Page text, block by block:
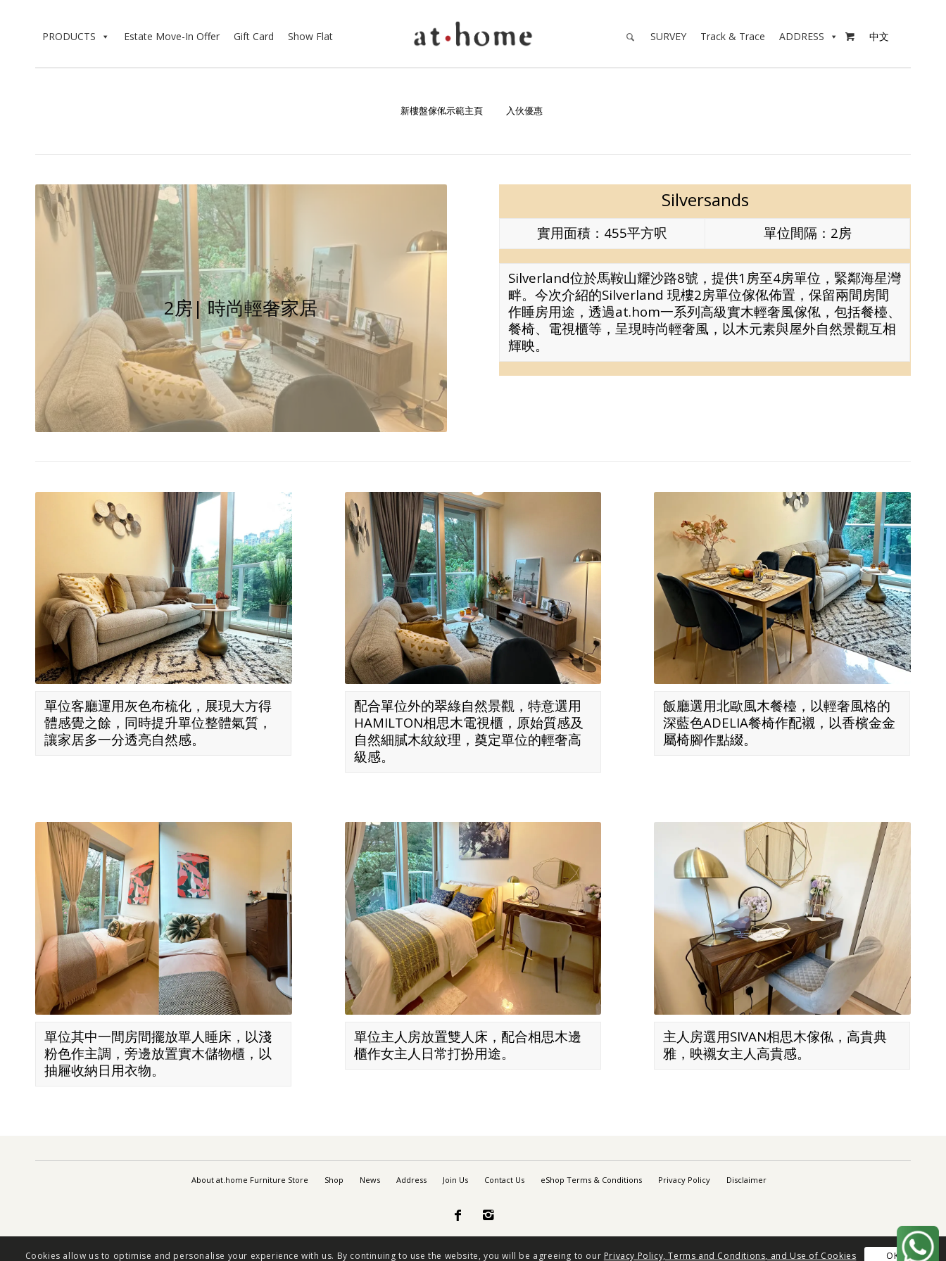
PRODUCTS Estate Move-In Offer Gift Card Show Flat 
ADDRESS
Track & Trace
SURVEY 中文
新樓盤傢俬示範主頁 入伙優惠
2房| 時尚輕奢家居
Silversands
實用面積：455平方呎 單位間隔：2房
Silverland位於馬鞍山耀沙路8號，提供1房至4房單位，緊鄰海星灣
畔。今次介紹的Silverland 現樓2房單位傢俬佈置，保留兩間房間
作睡房用途，透過at.hom一系列高級實木輕奢風傢俬，包括餐檯、
餐椅、電視櫃等，呈現時尚輕奢風，以木元素與屋外自然景觀互相
輝映。
單位客廳運用灰色布梳化，展現大方得
體感覺之餘，同時提升單位整體氣質，
讓家居多一分透亮自然感。
配合單位外的翠綠自然景觀，特意選用
HAMILTON相思木電視櫃，原始質感及
自然細膩木紋紋理，奠定單位的輕奢高
級感。
飯廳選用北歐風木餐檯，以輕奢風格的
深藍色ADELIA餐椅作配襯，以香檳金金
屬椅腳作點綴。
單位其中一間房間擺放單人睡床，以淺
粉色作主調，旁邊放置實木儲物櫃，以
抽屜收納日用衣物。
單位主人房放置雙人床，配合相思木邊
櫃作女主人日常打扮用途。
主人房選用SIVAN相思木傢俬，高貴典
雅，映襯女主人高貴感。
About at.home Furniture Store Shop News Address Join Us Contact Us eShop Terms & Conditions Privacy Policy Disclaimer
 
Cookies allow us to optimise and personalise your experience with us. By continuing to use the website, you will be agreeing to our Privacy Policy, Terms and Conditions, and Use of Cookies OK